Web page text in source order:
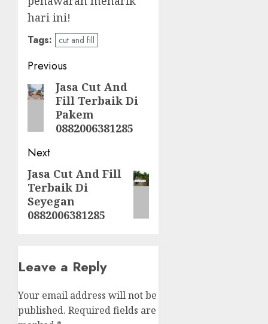
hari ini!
Tags: cut and fill
Post
navigation
Previous
Previous
post:
Jasa Cut And
Fill Terbaik Di
Pakem
0882006381285
Next
Next
post:
Jasa Cut And Fill
Terbaik Di
Seyegan
0882006381285
Leave a Reply
Your email address will not be
published. Required fields are